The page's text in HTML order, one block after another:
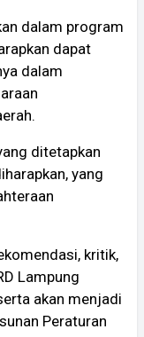
dalam program
dapat
dalam
ditetapkan
yang
kritik,
Lampung
akan menjadi
Peraturan